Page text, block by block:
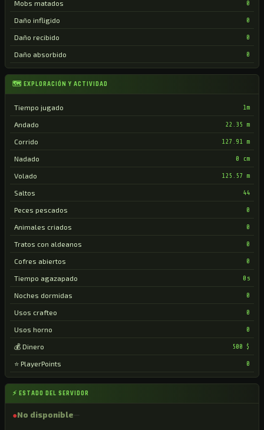
⚡ ESTADO DEL SERVIDOR
●No disponible
Mobs matados 0
Daño infligido 0
Daño recibido 0
Daño absorbido 0
🗺 EXPLORACIÓN Y ACTIVIDAD
Tiempo jugado 1m
Andado 22.35 m
Corrido 127.91 m
Nadado 0 cm
Volado 125.57 m
Saltos 44
Peces pescados 0
Animales criados 0
Tratos con aldeanos 0
Cofres abiertos 0
Tiempo agazapado 0s
Noches dormidas 0
Usos crafteo 0
Usos horno 0
💰 Dinero 500 $
⭐ PlayerPoints 0